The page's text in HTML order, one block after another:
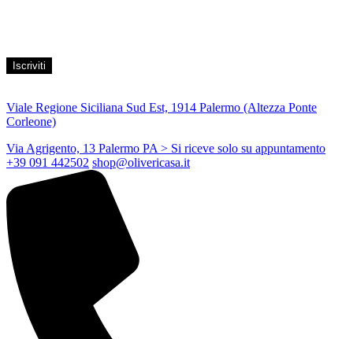
Viale Regione Siciliana Sud Est, 1914 Palermo (Altezza Ponte
Corleone)
Via Agrigento, 13 Palermo PA > Si riceve solo su appuntamento
+39 091 442502 shop@olivericasa.it